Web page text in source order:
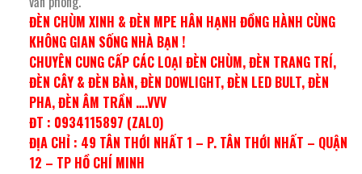
ĐÈN CHÙM XINH & ĐÈN MPE HÂN HẠNH ĐỒNG HÀNH CÙNG
KHÔNG GIAN SỐNG NHÀ BẠN !
CHUYÊN CUNG CẤP CÁC LOẠI ĐÈN CHÙM, ĐÈN TRANG TRÍ,
ĐÈN CÂY & ĐÈN BÀN, ĐÈN DOWLIGHT, ĐÈN LED BULT, ĐÈN
PHA, ĐÈN ÂM TRẦN ….VVV
ĐT : 0934115897 (ZALO)
ĐỊA CHỈ : 49 TÂN THỚI NHẤT 1 – P. TÂN THỚI NHẤT – QUẬN
12 – TP HỒ CHÍ MINH